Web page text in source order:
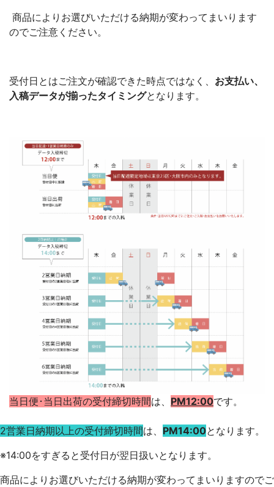
商品によりお選びいただける納期が変わってまいります
のでご注意ください。
受付日とはご注文が確認できた時点ではなく、 お支払い、
入稿データが揃ったタイミングとなります。
当日便･当日出荷の受付締切時間は、 PM12:00です。
2営業日納期以上の受付締切時間は、 PM14:00となります。
※14:00をすぎると 受付日が翌日扱いとなります。
商品によりお選びいただける納期が変わってまいりますのでご